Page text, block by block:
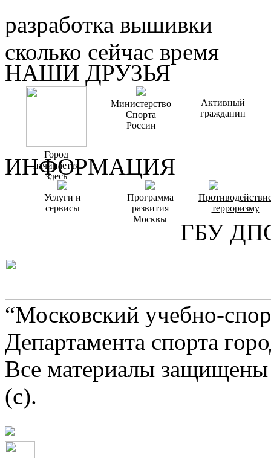
разработка вышивки
сколько сейчас время
НАШИ ДРУЗЬЯ
Город
начинается
здесь
Министерство
Спорта
России
Активный
гражданин
ИНФОРМАЦИЯ
Услуги и
сервисы
Программа
развития
Москвы
терроризму
ГБУ
“Московский учебно-
Департамента спорта
Все материалы
(c).